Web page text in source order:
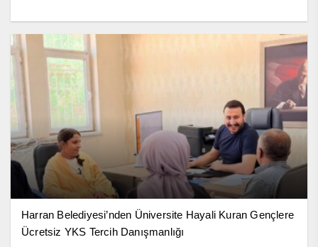
Harran Belediyesi’nden Üniversite Hayali Kuran Gençlere
Ücretsiz YKS Tercih Danışmanlığı